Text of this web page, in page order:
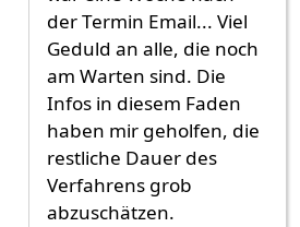
der Termin Email... Viel
Geduld an alle, die noch
am Warten sind. Die
Infos in diesem Faden
haben mir geholfen, die
restliche Dauer des
Verfahrens grob
abzuschätzen.